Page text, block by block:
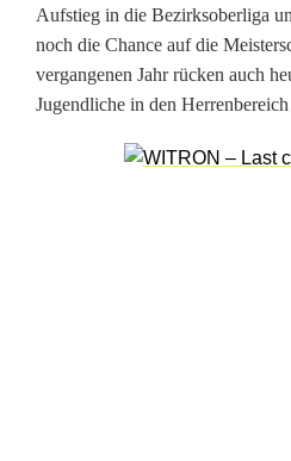
n
e
Aufstieg in die Bezirksoberliga
noch die Chance auf die
vergangenen Jahr rücken auch
Jugendliche in den